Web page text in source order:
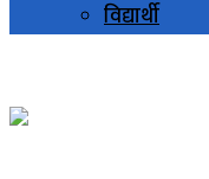
विद्यार्थी